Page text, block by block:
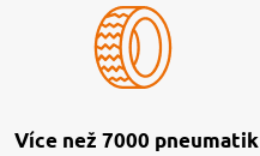
Více než 7000 pneumatik